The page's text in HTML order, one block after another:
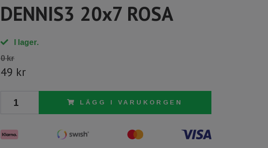
DENNIS3 20x7 ROSA
I lager.
0 kr
49 kr
LÄGG I VARUKORGEN